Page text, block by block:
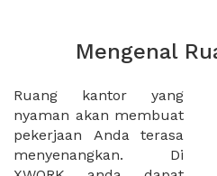
Mengenal
Ruang kantor yang
nyaman akan membuat
pekerjaan Anda terasa
menyenangkan. Di
dapat membantu
pengurusan legalitas
usaha baru Anda,
seperti surat domisili,